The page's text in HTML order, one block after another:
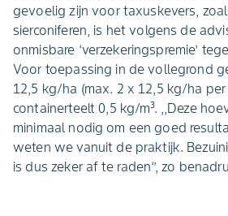
gevoelig zijn voor taxuskevers,
sierconiferen, is het volgens de
onmisbare ‘verzekeringspremie’
Voor toepassing in de vollegrond
12,5 kg/ha (max. 2 x 12,5 kg/ha
containerteelt 0,5 kg/m³. ,,Deze
minimaal nodig om een goed
weten we vanuit de praktijk.
is dus zeker af te raden‘’, zo